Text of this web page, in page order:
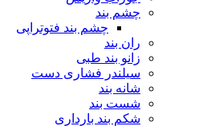
چشم بند
چشم بند فتوتراپی
ران بند
زانو بند طبی
سیلندر فشاری دست
شانه بند
شست بند
شکم بند بارداری